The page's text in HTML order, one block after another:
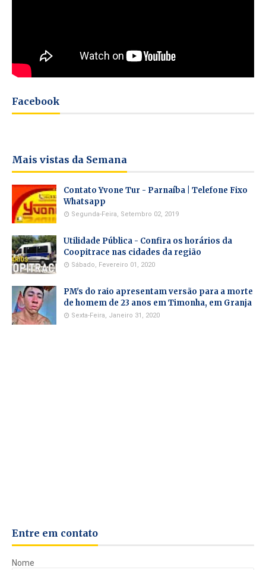
Facebook
Mais vistas da Semana
Contato Yvone Tur - Parnaíba | Telefone Fixo
Whatsapp
Segunda-Feira, Setembro 02, 2019
Utilidade Pública - Confira os horários da
Coopitrace nas cidades da região
Sábado, Fevereiro 01, 2020
PM's do raio apresentam versão para a morte
de homem de 23 anos em Timonha, em Granja
Sexta-Feira, Janeiro 31, 2020
Entre em contato
Nome